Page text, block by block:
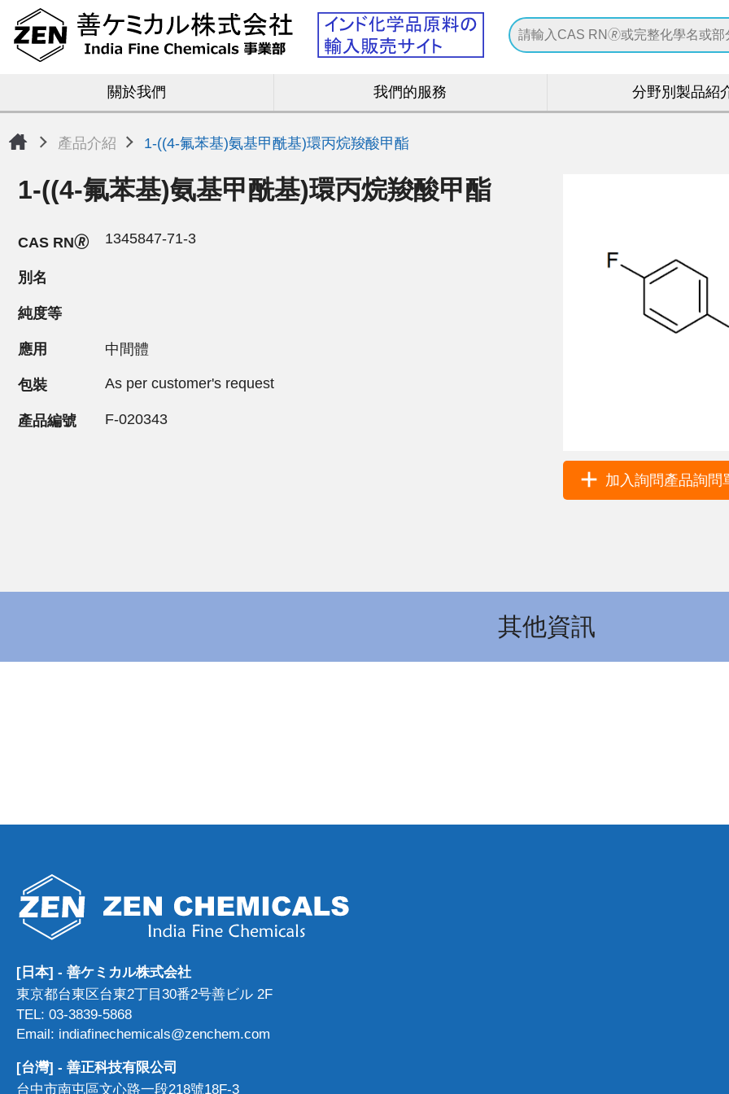
關於我們 我們的服務 分野別製品紹
產品介紹 1-((4-氟苯基)氨基甲酰基)環丙烷羧酸甲酯
加入詢問產品詢問
1-((4-氟苯基)氨基甲酰基)環丙烷羧酸甲酯
CAS RN🄬 1345847-71-3
別名
純度等
應用 中間體
包裝 As per customer's request
產品編號 F-020343
其他資訊
[日本] - 善ケミカル株式会社
東京都台東区台東2丁目30番2号善ビル 2F
TEL: 03-3839-5868
Email: indiafinechemicals@zenchem.com
[台灣] - 善正科技有限公司
台中市南屯區文心路一段218號18F-3